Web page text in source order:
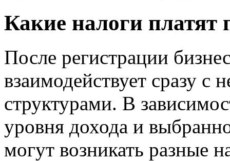
Какие налоги платят
После регистрации
взаимодействует сразу с
структурами. В
уровня дохода и
могут возникать разные